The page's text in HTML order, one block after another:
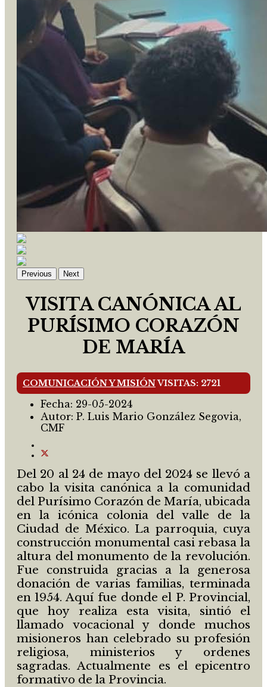
Previous Next
VISITA CANÓNICA AL
PURÍSIMO CORAZÓN
DE MARÍA
COMUNICACIÓN Y MISIÓNVISITAS: 2721
Fecha: 29-05-2024
Autor: P. Luis Mario González Segovia,
CMF
Del 20 al 24 de mayo del 2024 se llevó a
cabo la visita canónica a la comunidad
del Purísimo Corazón de María, ubicada
en la icónica colonia del valle de la
Ciudad de México. La parroquia, cuya
construcción monumental casi rebasa la
altura del monumento de la revolución.
Fue construida gracias a la generosa
donación de varias familias, terminada
en 1954. Aquí fue donde el P. Provincial,
que hoy realiza esta visita, sintió el
llamado vocacional y donde muchos
misioneros han celebrado su profesión
religiosa, ministerios y ordenes
sagradas. Actualmente es el epicentro
formativo de la Provincia.